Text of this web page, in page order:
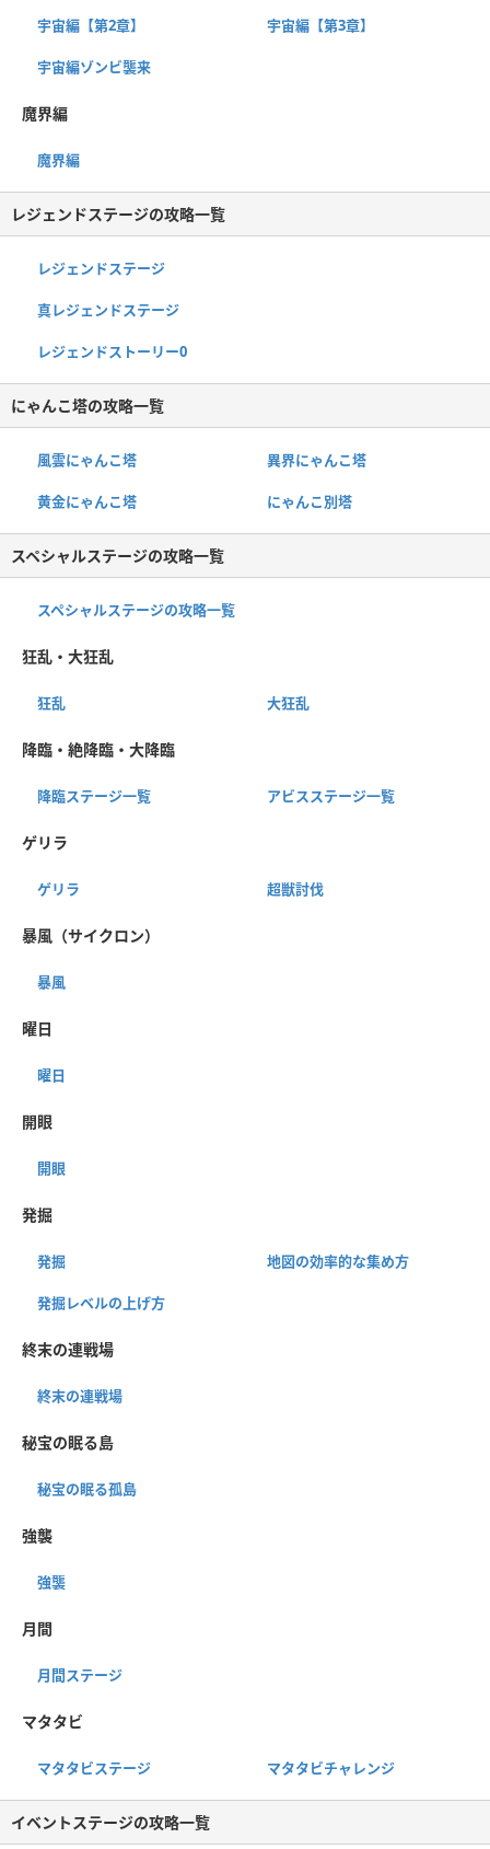
宇宙編【第2章】 宇宙編【第3章】
宇宙編ゾンビ襲来
魔界編
魔界編
レジェンドステージの攻略一覧
レジェンドステージ
真レジェンドステージ
レジェンドストーリー0
にゃんこ塔の攻略一覧
風雲にゃんこ塔 異界にゃんこ塔
黄金にゃんこ塔 にゃんこ別塔
スペシャルステージの攻略一覧
スペシャルステージの攻略一覧
狂乱・大狂乱
狂乱 大狂乱
降臨・絶降臨・大降臨
降臨ステージ一覧 アビスステージ一覧
ゲリラ
ゲリラ 超獣討伐
暴風（サイクロン）
暴風
曜日
曜日
開眼
開眼
発掘
発掘 地図の効率的な集め方
発掘レベルの上げ方
終末の連戦場
終末の連戦場
秘宝の眠る島
秘宝の眠る孤島
強襲
強襲
月間
月間ステージ
マタタビ
マタタビステージ マタタビチャレンジ
イベントステージの攻略一覧